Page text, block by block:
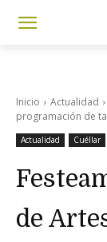
Inicio Actualidad
programación de
Actualidad Cuéllar
de